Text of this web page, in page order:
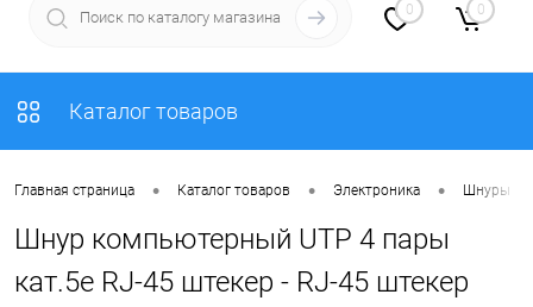
0 0
Каталог товаров
Главная страница • Каталог товаров • Электроника • Шнуры
Шнур компьютерный UTP 4 пары
кат.5e RJ-45 штекер - RJ-45 штекер